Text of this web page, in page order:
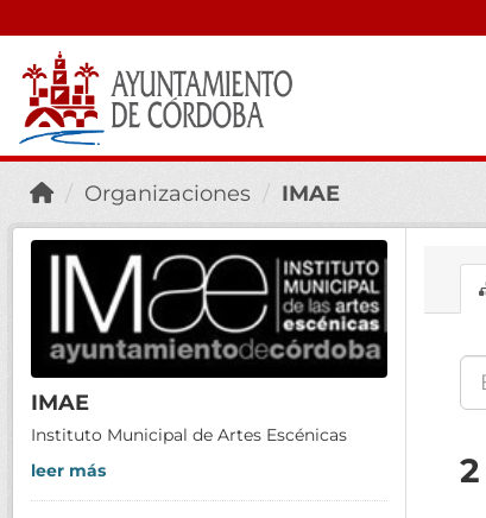
Organizaciones IMAE
IMAE
Instituto Municipal de Artes Escénicas
leer más